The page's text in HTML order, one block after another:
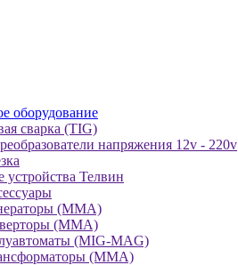
оборудование
сварка (TIG)
напряжения 12v - 220v
устройства Телвин
(MMA)
(MMA)
(MIG-MAG)
(MMA)